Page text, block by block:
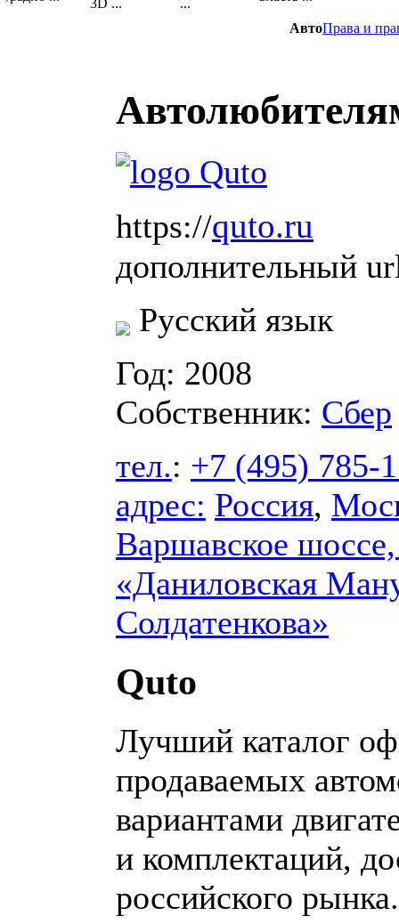
АвтоПрава и
https://quto.ru
дополнительный
Русский язык
Год: 2008
Собственник: Сбер
тел.: +7 (495) 785-
адрес: Россия,
Варшавское
«Даниловская
Солдатенкова»
Quto
Лучший каталог
продаваемых
вариантами
и комплектаций,
российского рынка.